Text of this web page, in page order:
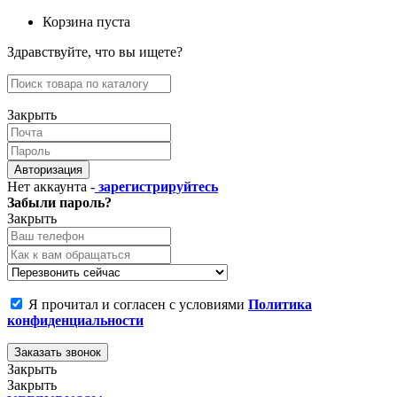
Корзина пуста
Здравствуйте, что вы ищете?
Закрыть
Авторизация
Нет аккаунта - зарегистрируйтесь
Забыли пароль?
Закрыть
Я прочитал и согласен с условиями Политика
конфиденциальности
Заказать звонок
Закрыть
Закрыть